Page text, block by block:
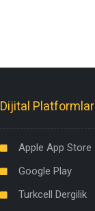
Dijital Platformlar
Apple App Store
Google Play
Turkcell Dergilik